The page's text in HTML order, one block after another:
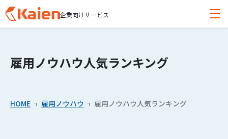
企業向けサービス
常駐支援・定着支援
導入事例
雇用ノウハウ人気ランキング
HOME 雇用ノウハウ 雇用ノウハウ人気ランキング